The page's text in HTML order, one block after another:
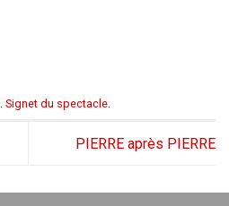
Signet du spectacle
PIERRE après PIERRE